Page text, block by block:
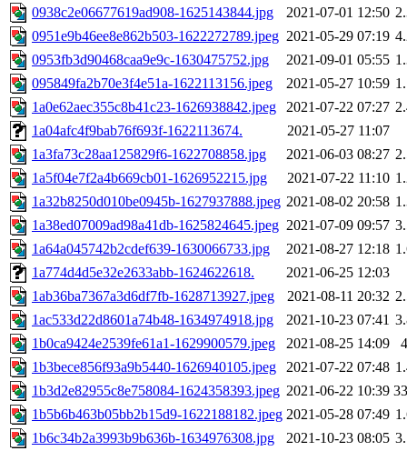
0938c2e06677619ad908-1625143844.jpg
2021-07-01 12:50
0951e9b46ee8e862b503-1622272789.jpeg 2021-05-29 07:19
0953fb3d90468caa9e9c-1630475752.jpg
2021-09-01 05:55
095849fa2b70e3f4e51a-1622113156.jpeg
2021-05-27 10:59
1a0e62aec355c8b41c23-1626938842.jpeg
2021-07-22 07:27
1a04afc4f9bab76f693f-1622113674.
2021-05-27 11:07
1a3fa73c28aa125829f6-1622708858.jpg
2021-06-03 08:27
1a5f04e7f2a4b669cb01-1626952215.jpg
2021-07-22 11:10
1a32b8250d010be0945b-1627937888.jpeg 2021-08-02 20:58
1a38ed07009ad98a41db-1625824645.jpeg 2021-07-09 09:57
1a64a045742b2cdef639-1630066733.jpg
2021-08-27 12:18
1a774d4d5e32e2633abb-1624622618.
2021-06-25 12:03
1ab36ba7367a3d6df7fb-1628713927.jpeg
2021-08-11 20:32
1ac533d22d8601a74b48-1634974918.jpg
2021-10-23 07:41
1b0ca9424e2539fe61a1-1629900579.jpeg
2021-08-25 14:09
1b3bece856f93a9b5440-1626940105.jpeg
2021-07-22 07:48
1b3d2e82955c8e758084-1624358393.jpeg 2021-06-22 10:39
1b5b6b463b05bb2b15d9-1622188182.jpeg 2021-05-28 07:49
1b6c34b2a3993b9b636b-1634976308.jpg
2021-10-23 08:05